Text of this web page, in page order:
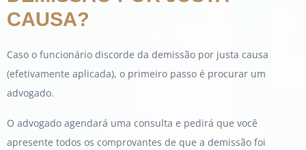
CAUSA?
Caso o funcionário discorde da demissão por justa causa
(efetivamente aplicada), o primeiro passo é procurar um
advogado.
O advogado agendará uma consulta e pedirá que você
apresente todos os comprovantes de que a demissão foi